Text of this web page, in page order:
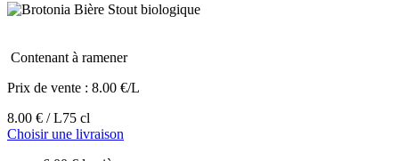
Contenant à ramener
Prix de vente : 8.00 €/L
8.00 € / L75 cl
Choisir une livraison